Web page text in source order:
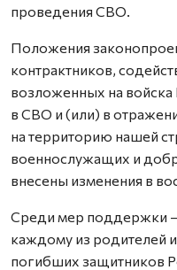
проведения СВО.
Положения
контрактников,
возложенных на
в СВО и (или) в
на территорию нашей
военнослужащих и
внесены изменения в
Среди мер поддержки
каждому из родителей
погибших защитников